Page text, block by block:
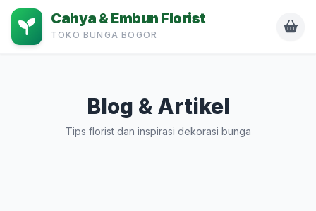
Cahya & Embun Florist
TOKO BUNGA BOGOR
Blog & Artikel
Tips florist dan inspirasi dekorasi bunga